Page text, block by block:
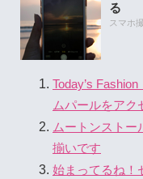
る
スマホ
Today’s
ムパールをアク
ムートンスト
揃いです
始まってるね